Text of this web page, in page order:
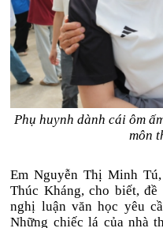
Phụ huynh dành cái ôm
môn
Em Nguyễn Thị Minh
Thúc Kháng, cho biết,
nghị luận văn học yêu
Những chiếc lá của nhà